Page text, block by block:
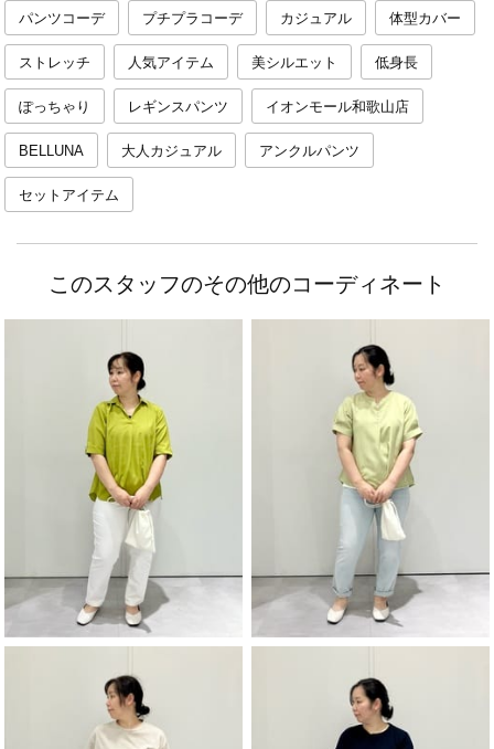
パンツコーデ プチプラコーデ カジュアル 体型カバー
ストレッチ 人気アイテム 美シルエット 低身長
ぽっちゃり レギンスパンツ イオンモール和歌山店
BELLUNA 大人カジュアル アンクルパンツ
セットアイテム
このスタッフのその他のコーディネート